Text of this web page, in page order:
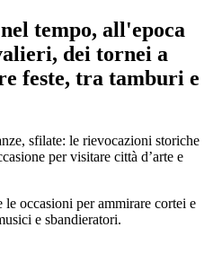
tempo, all'epoca
dei tornei a
feste, tra tamburi e
sfilate: le rievocazioni storiche
per visitare città d’arte e
le occasioni per ammirare cortei e
e sbandieratori.